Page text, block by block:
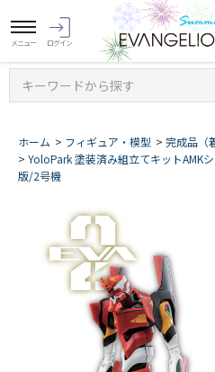
キーワードから探す
ホーム > フィギュア・模型 > 完成品（
> YoloPark 塗装済み組立てキットAMK
版/2号機